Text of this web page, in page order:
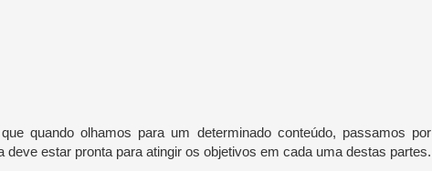
quando olhamos para um determinado conteúdo, passamos por
deve estar pronta para atingir os objetivos em cada uma destas partes.